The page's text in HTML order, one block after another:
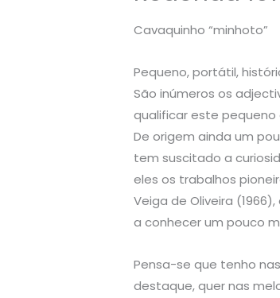
Cavaquinho “minhoto”
Pequeno, portátil,
São inúmeros os
qualif⁮icar este pequeno
De origem ainda um
tem suscitado a
eles os trabalhos
Veiga de Oliveira
a conhecer um pouco
Pensa-se que tenho
destaque, quer nas